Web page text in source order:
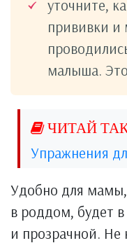
уточните,
прививки и
малыша.
Упражнения
Удобно для мамы,
в роддом, будет
и прозрачной. Не